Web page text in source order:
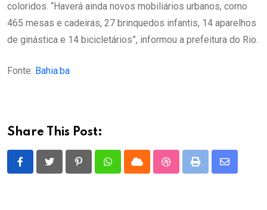
coloridos. “Haverá ainda novos mobiliários urbanos, como
465 mesas e cadeiras, 27 brinquedos infantis, 14 aparelhos
de ginástica e 14 bicicletários”, informou a prefeitura do Rio.
Fonte: Bahia.ba
Share This Post:
PinterestWhatsappCloud StumbleUpon
Print
Share